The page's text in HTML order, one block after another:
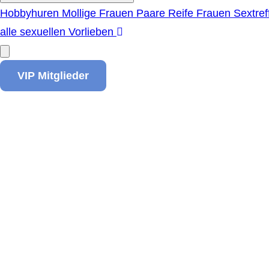
Hobbyhuren Mollige Frauen Paare Reife Frauen
alle sexuellen Vorlieben
VIP Mitglieder